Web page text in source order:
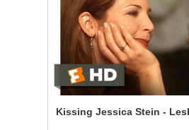
Kissing Jessica Stein -